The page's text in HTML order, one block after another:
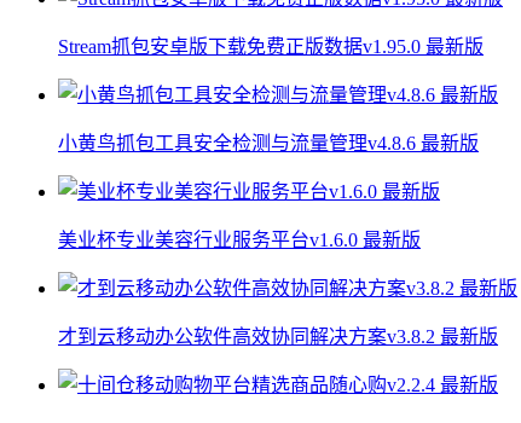
Stream抓包安卓版下载免费正版数据v1.95.0 最新版
小黄鸟抓包工具安全检测与流量管理v4.8.6 最新版
美业杯专业美容行业服务平台v1.6.0 最新版
才到云移动办公软件高效协同解决方案v3.8.2 最新版